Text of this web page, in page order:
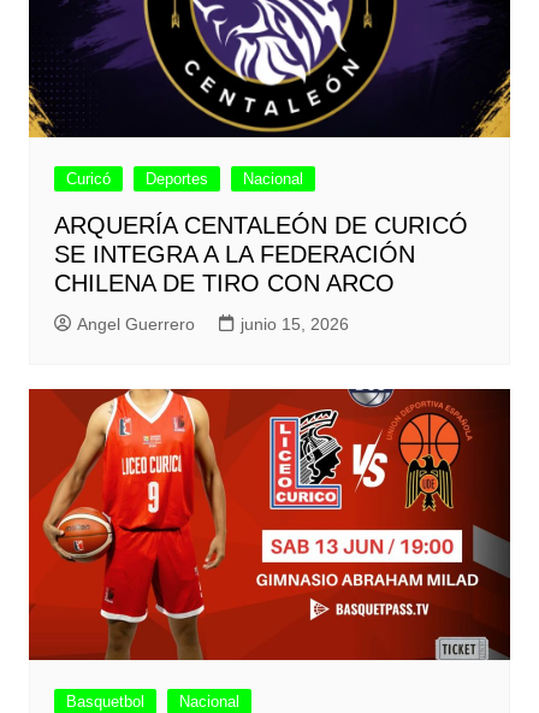
Curicó Deportes Nacional
ARQUERÍA CENTALEÓN DE CURICÓ
SE INTEGRA A LA FEDERACIÓN
CHILENA DE TIRO CON ARCO
Angel Guerrero junio 15, 2026
Basquetbol Nacional